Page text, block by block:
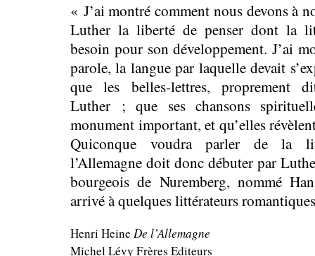
« J’ai montré comment nous devons à
Luther la liberté de penser dont la
besoin pour son développement. J’ai
parole, la langue par laquelle devait
que les belles-lettres, proprement
Luther ; que ses chansons
monument important, et qu’elles
Quiconque voudra parler de la
l’Allemagne doit donc débuter par
bourgeois de Nuremberg, nommé
arrivé à quelques littérateurs
Henri Heine De l’Allemagne
Michel Lévy Frères Editeurs